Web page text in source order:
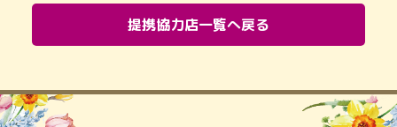
提携協力店一覧へ戻る